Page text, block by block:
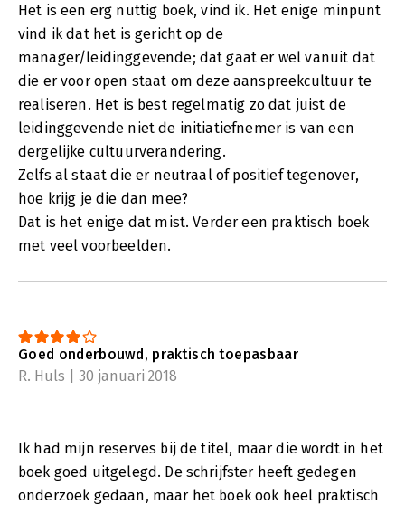
Het is een erg nuttig boek, vind ik. Het enige minpunt
vind ik dat het is gericht op de
manager/leidinggevende; dat gaat er wel vanuit dat
die er voor open staat om deze aanspreekcultuur te
realiseren. Het is best regelmatig zo dat juist de
leidinggevende niet de initiatiefnemer is van een
dergelijke cultuurverandering.
Zelfs al staat die er neutraal of positief tegenover,
hoe krijg je die dan mee?
Dat is het enige dat mist. Verder een praktisch boek
met veel voorbeelden.
Goed onderbouwd, praktisch toepasbaar
R. Huls | 30 januari 2018
Ik had mijn reserves bij de titel, maar die wordt in het
boek goed uitgelegd. De schrijfster heeft gedegen
onderzoek gedaan, maar het boek ook heel praktisch